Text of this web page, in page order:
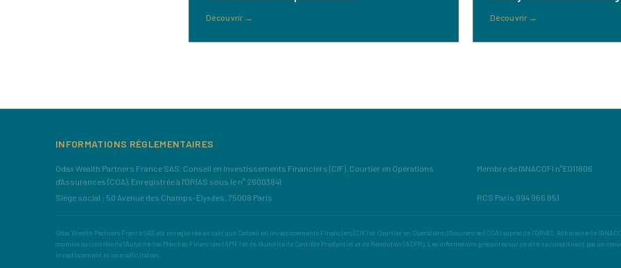
Découvrir→ Découvrir→
INFORMATIONS RÉGLEMENTAIRES
Odax Wealth Partners France SAS, Conseil en Investissements Financiers (CIF), Courtier en Opérations
d'Assurances (COA), Enregistrée à l'ORIAS sous le n° 26003841
Membre de l'ANACOFI n°E011806
Siège social : 50 Avenue des Champs-Élysées, 75008 Paris RCS Paris 994 966 851
Odax Wealth Partners France SAS est enregistrée en tant que Conseil en Investissements Financiers (CIF) et Courtier en Opérations d'Assurances (COA) auprès de l'ORIAS. Adhérente de
soumise au contrôle de l'Autorité des Marchés Financiers (AMF) et de l'Autorité de Contrôle Prudentiel et de Résolution (ACPR). Les informations présentes sur ce site ne constituent pas un
investissement ni une sollicitation.